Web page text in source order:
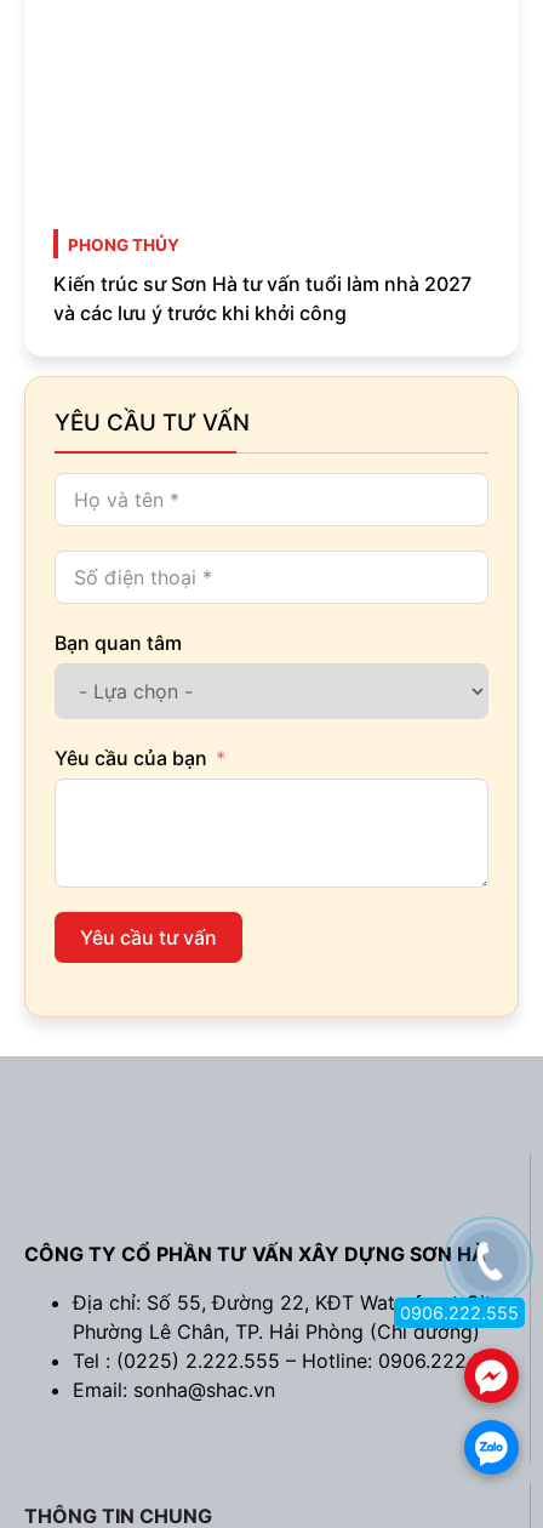
PHONG THỦY
Kiến trúc sư Sơn Hà tư vấn tuổi làm nhà 2027
và các lưu ý trước khi khởi công
YÊU CẦU TƯ VẤN
Bạn quan tâm
Yêu cầu của bạn
Yêu cầu tư vấn
CÔNG TY CỔ PHẦN TƯ VẤN XÂY DỰNG SƠN HÀ
Địa chỉ: Số 55, Đường 22, KĐT Waterfront City,
Phường Lê Chân, TP. Hải Phòng (Chỉ đường)
Tel : (0225) 2.222.555 – Hotline: 0906.222.555
Email: sonha@shac.vn
THÔNG TIN CHUNG
.
.
0906.222.555